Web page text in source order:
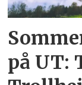
på UT: